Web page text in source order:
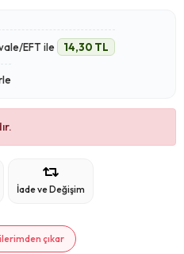
EFT ile 14,30 TL
İade ve Değişim
çıkar